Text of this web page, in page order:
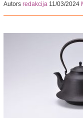
Autors redakcija 11/03/2024